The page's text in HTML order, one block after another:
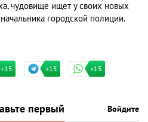
чудовище ищет у своих новых
городской полиции.
+15 +15 +15
первый Войдите